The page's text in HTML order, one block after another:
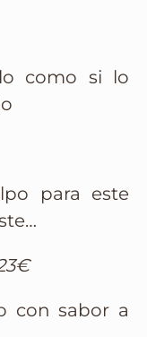
como si lo
para este
con sabor a